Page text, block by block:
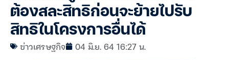
ต้องสละสิทธิก่อนจะย้ายไปรับ
สิทธิในโครงการอื่นได้
ข่าวเศรษฐกิจ 04 มิ.ย. 64 16:27 น.